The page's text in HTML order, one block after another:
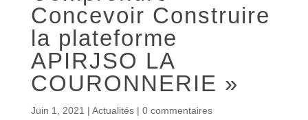
Concevoir Construire
la plateforme
APIRJSO LA
COURONNERIE »
Juin 1, 2021 | Actualités| 0 commentaires